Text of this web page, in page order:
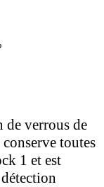
de verrous de
conserve toutes
1 et est